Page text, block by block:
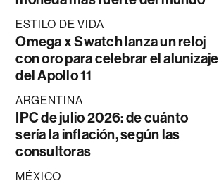
ESTILO DE VIDA
Omega x Swatch lanza un reloj
con oro para celebrar el alunizaje
del Apollo 11
ARGENTINA
IPC de julio 2026: de cuánto
sería la inflación, según las
consultoras
MÉXICO